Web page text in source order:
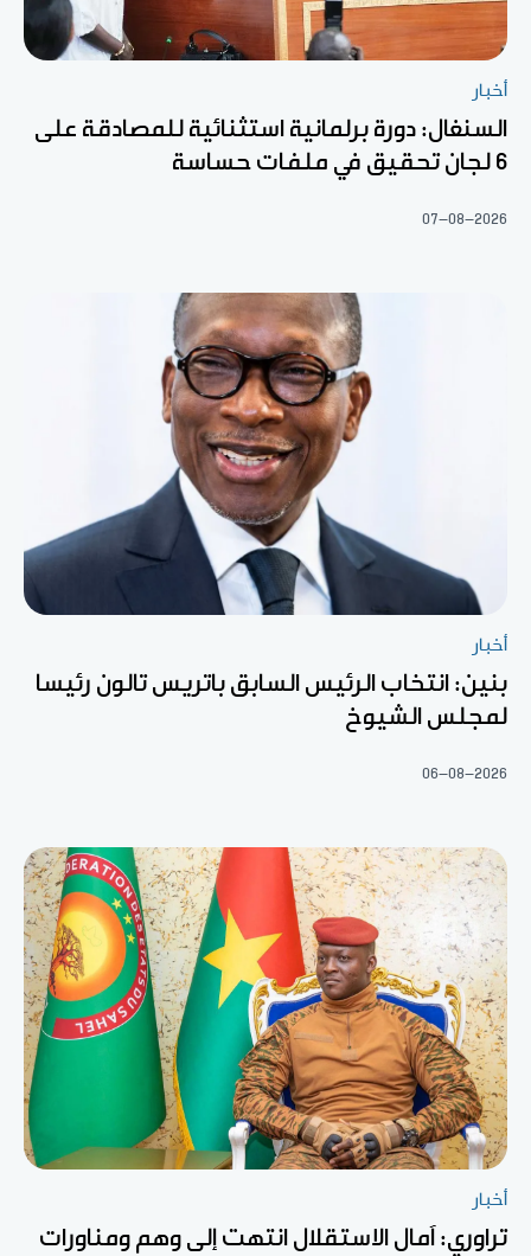
أخبار
السنغال: دورة برلمانية استثنائية للمصادقة على
6 لجان تحقيق في ملفات حساسة
07-08-2026
أخبار
بنين: انتخاب الرئيس السابق باتريس تالون رئيسا
لمجلس الشيوخ
06-08-2026
أخبار
تراوري: آمال الاستقلال انتهت إلى وهم ومناورات